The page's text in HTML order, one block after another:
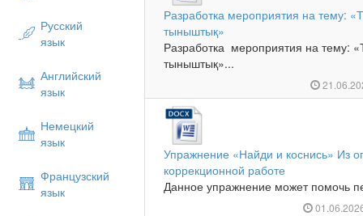
Русский
язык
Английский
язык
Немецкий
язык
Французский
язык
Разработка мероприятия на тему:
тыныштық»
Разработка мероприятия на тему:
тыныштық»...
Упражнение «Найди и коснись» Из
коррекционной работе
Данное упражнение может помочь